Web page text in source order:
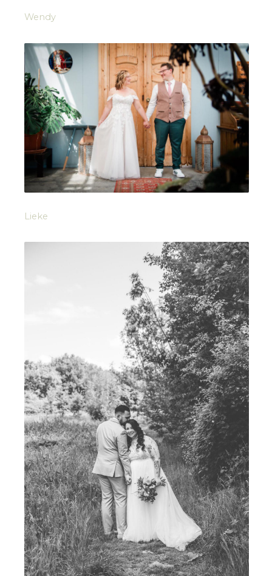
Wendy
Lieke